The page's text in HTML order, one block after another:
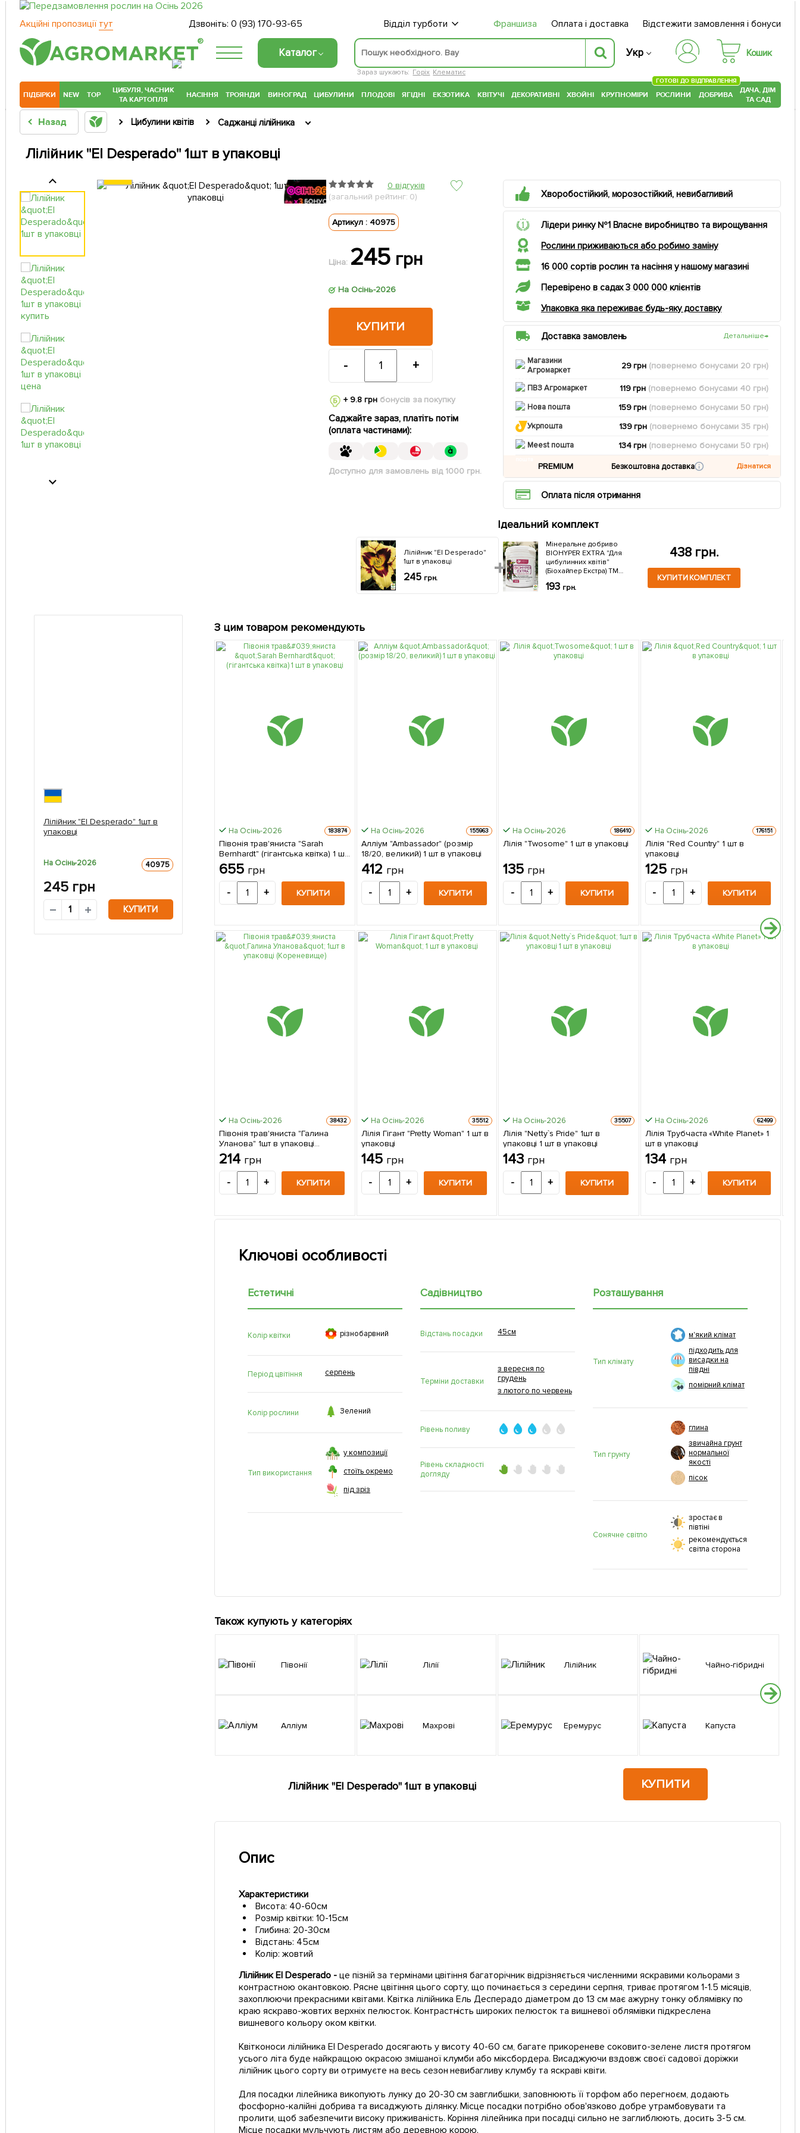
Акційні пропозиції тут Дзвоніть: 0 (93) 170-93-65 Відділ турботи Франшиза Оплата і доставка Відстежити замовлення і бонуси
®
Каталог
Зараз шукають: Горіх Клематис
Укр Кошик
ПІДБІРКИ NEW TOP
ЦИБУЛЯ, ЧАСНИК
ТА КАРТОПЛЯ
НАСІННЯ ТРОЯНДИ ВИНОГРАД ЦИБУЛИНИ ПЛОДОВІ ЯГІДНІ ЕКЗОТИКА КВІТУЧІ ДЕКОРАТИВНІ ХВОЙНІ КРУПНОМІРИ РОСЛИНИ
ГОТОВІ ДО ВІДПРАВЛЕННЯ
ДОБРИВА
ДАЧА, ДІМ
ТА САД
Назад Цибулини квітів Саджанці лілійника
Лілійник "El Desperado" 1шт в упаковці
0 відгуків
(загальний рейтинг: 0)
Артикул : 40975
Ціна: 245 грн
На Осінь-2026
КУПИТИ
- +
+ 9.8 грнбонусів за покупку
Саджайте зараз, платіть потім
(оплата частинами):
Доступно для замовлень від 1000 грн.
Хворобостійкий, морозостійкий, невибагливий
Лідери ринку №1 Власне виробництво та вирощування
Рослини приживаються або робимо заміну
16 000 сортів рослин та насіння у нашому магазині
Перевірено в садах 3 000 000 клієнтів
Упаковка яка переживає будь-яку доставку
Доставка замовлень Детальніше→
Магазини
Агромаркет
29 грн (повернемо бонусами 20 грн)
ПВЗ Агромаркет 119 грн (повернемо бонусами 40 грн)
Нова пошта 159 грн (повернемо бонусами 50 грн)
Укрпошта 139 грн (повернемо бонусами35 грн)
Meest пошта 134 грн (повернемо бонусами 50 грн)
PREMIUM Безкоштовна доставка Дізнатися
Оплата після отримання
Ідеальний комплект
Лілійник "El Desperado"
1шт в упаковці
245 грн.
Мінеральне добриво
BIOHYPER EXTRA "Для
цибулинних квітів"
(Біохайпер Екстра) ТМ
"AGRO-X" 100г
193 грн.
438 грн.
КУПИТИ КОМПЛЕКТ
Лілійник "El Desperado" 1шт в
упаковці
На Осінь-2026 40975
245грн
КУПИТИ
З цим товаром рекомендують
На Осінь-2026 183874
Півонія трав'яниста "Sarah
Bernhardt" (гігантська квітка) 1 шт
в упаковці
655 грн
- + КУПИТИ
На Осінь-2026 155963
Алліум "Ambassador" (розмір
18/20, великий) 1 шт в упаковці
412 грн
- + КУПИТИ
На Осінь-2026 186410
Лілія "Twosome" 1 шт в упаковці
135 грн
- + КУПИТИ
На Осінь-2026 176151
Лілія "Red Country" 1 шт в
упаковці
125 грн
- + КУПИТИ
На Осінь-2026 38432
Півонія трав'яниста "Галина
Уланова" 1шт в упаковці
(Кореневище)
214 грн
- + КУПИТИ
На Осінь-2026 35512
Лілія Гігант "Pretty Woman" 1 шт в
упаковці
145 грн
- + КУПИТИ
На Осінь-2026 35507
Лілія "Netty`s Pride" 1шт в
упаковці 1 шт в упаковці
143 грн
- + КУПИТИ
На Осінь-2026 62499
Лілія Трубчаста «White Planet» 1
шт в упаковці
134 грн
- + КУПИТИ
Ключові особливості
Естетичні
Колір квітки  рiзнобарвний
Період цвітіння серпень
Колір рослини  Зелений
Тип використання
у композиції
стоїть окремо
під зріз
Садівництво
Відстань посадки 45см
Терміни доставки
з вересня по
грудень
з лютого по червень
Рівень поливу
Рівень складності
догляду
Розташування
Тип клімату
м'який клімат
підходить для
висадки на
півдні
помірний клімат
Тип грунту
глина
звичайна грунт
нормальної
якості
пісок
Сонячне світло
зростає в
півтіні
рекомендується
світла сторона
Також купують у категоріях
Півонії
Алліум
Лілії
Махрові
Лілійник
Еремурус
Чайно-гібридні
Капуста
Лілійник "El Desperado" 1шт в упаковці КУПИТИ
Опис
Характеристики
Висота: 40-60см
Розмір квітки: 10-15см
Глибина: 20-30см
Відстань: 45см
Колір: жовтий
Лілійник El Desperado - це пізній за термінами цвітіння багаторічник відрізняється численними яскравими кольорами з
контрастною окантовкою. Рясне цвітіння цього сорту, що починається з середини серпня, триває протягом 1-1.5 місяців,
захоплюючи прекрасними квітами. Квітка лілійника Ель Десперадо діаметром до 13 см має ажурну тонку облямівку по
краю яскраво-жовтих верхніх пелюсток. Контрастність широких пелюсток та вишневої облямівки підкреслена
вишневого кольору оком квітки.
Квітконоси лілійника El Desperado досягають у висоту 40-60 см, багате прикореневе соковито-зелене листя протягом
усього літа буде найкращою окрасою змішаної клумби або міксбордера. Висаджуючи вздовж своєї садової доріжки
лілійник цього сорту ви отримуєте на весь сезон невибагливу клумбу та яскраві квіти.
Для посадки лілейника викопують лунку до 20-30 см завглибшки, заповнюють її торфом або перегноєм, додають
фосфорно-калійні добрива та висаджують ділянку. Місце посадки потрібно обов'язково добре утрамбовувати та
пролити, щоб забезпечити високу приживаність. Коріння лілейника при посадці сильно не заглиблюють, досить 3-5 см.
Місце посадки мульчують листям або деревною корою.